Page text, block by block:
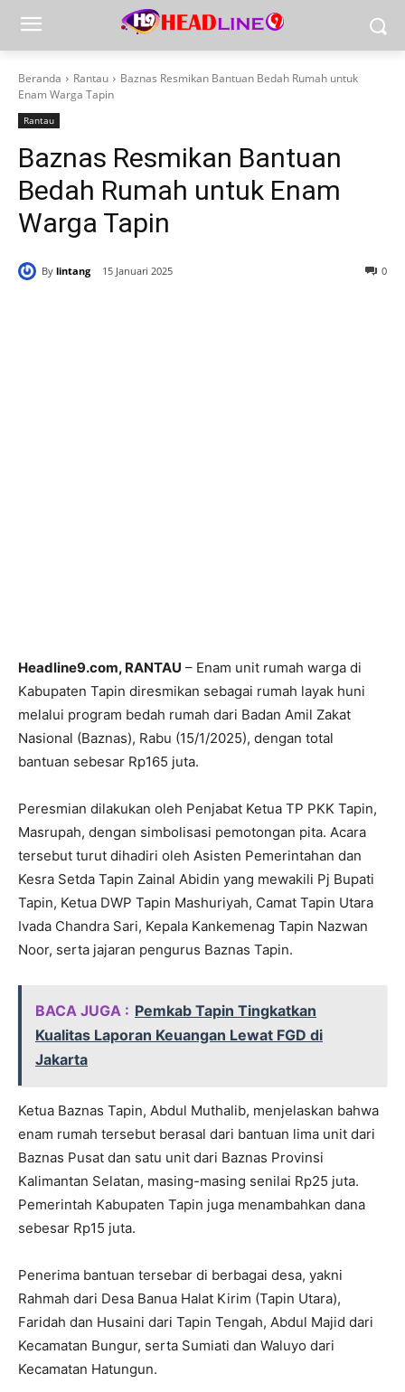
Beranda Rantau
Baznas Resmikan Bantuan Bedah Rumah untuk
Enam Warga Tapin
Rantau
Baznas Resmikan Bantuan
Bedah Rumah untuk Enam
Warga Tapin
By lintang 15 Januari 2025 0
Headline9.com, RANTAU – Enam unit rumah warga di
Kabupaten Tapin diresmikan sebagai rumah layak huni
melalui program bedah rumah dari Badan Amil Zakat
Nasional (Baznas), Rabu (15/1/2025), dengan total
bantuan sebesar Rp165 juta.
Peresmian dilakukan oleh Penjabat Ketua TP PKK Tapin,
Masrupah, dengan simbolisasi pemotongan pita. Acara
tersebut turut dihadiri oleh Asisten Pemerintahan dan
Kesra Setda Tapin Zainal Abidin yang mewakili Pj Bupati
Tapin, Ketua DWP Tapin Mashuriyah, Camat Tapin Utara
Ivada Chandra Sari, Kepala Kankemenag Tapin Nazwan
Noor, serta jajaran pengurus Baznas Tapin.
BACA JUGA : Pemkab Tapin Tingkatkan
Kualitas Laporan Keuangan Lewat FGD di
Jakarta
Ketua Baznas Tapin, Abdul Muthalib, menjelaskan bahwa
enam rumah tersebut berasal dari bantuan lima unit dari
Baznas Pusat dan satu unit dari Baznas Provinsi
Kalimantan Selatan, masing-masing senilai Rp25 juta.
Pemerintah Kabupaten Tapin juga menambahkan dana
sebesar Rp15 juta.
Penerima bantuan tersebar di berbagai desa, yakni
Rahmah dari Desa Banua Halat Kirim (Tapin Utara),
Faridah dan Husaini dari Tapin Tengah, Abdul Majid dari
Kecamatan Bungur, serta Sumiati dan Waluyo dari
Kecamatan Hatungun.